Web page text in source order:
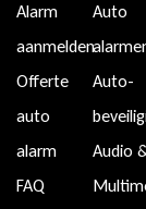
Alarm
aanmelden
Offerte
auto
alarm
FAQ
Auto
Auto-
Audio